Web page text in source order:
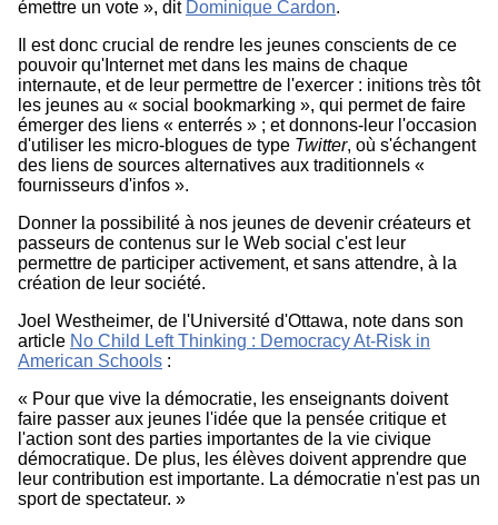
émettre un vote », dit Dominique Cardon.
Il est donc crucial de rendre les jeunes conscients de ce
pouvoir qu'Internet met dans les mains de chaque
internaute, et de leur permettre de l'exercer : initions très tôt
les jeunes au « social bookmarking », qui permet de faire
émerger des liens « enterrés » ; et donnons-leur l'occasion
d'utiliser les micro-blogues de type Twitter, où s'échangent
des liens de sources alternatives aux traditionnels «
fournisseurs d'infos ».
Donner la possibilité à nos jeunes de devenir créateurs et
passeurs de contenus sur le Web social c'est leur
permettre de participer activement, et sans attendre, à la
création de leur société.
Joel Westheimer, de l'Université d'Ottawa, note dans son
article No Child Left Thinking : Democracy At-Risk in
American Schools :
« Pour que vive la démocratie, les enseignants doivent
faire passer aux jeunes l'idée que la pensée critique et
l'action sont des parties importantes de la vie civique
démocratique. De plus, les élèves doivent apprendre que
leur contribution est importante. La démocratie n'est pas un
sport de spectateur. »